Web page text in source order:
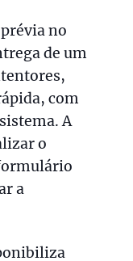
no
de um
com
A
o
a